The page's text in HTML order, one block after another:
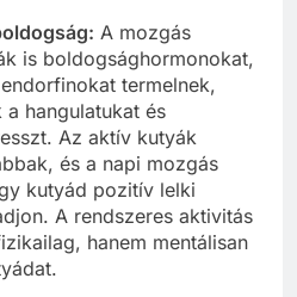
A mozgás
is boldogsághormonokat,
termelnek,
hangulatukat és
Az aktív kutyák
és a napi mozgás
kutyád pozitív lelki
A rendszeres aktivitás
hanem mentálisan